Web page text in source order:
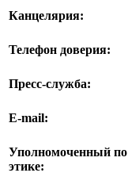
Канцелярия:
Телефон доверия:
Пресс-служба:
E-mail:
Уполномоченный по
этике: